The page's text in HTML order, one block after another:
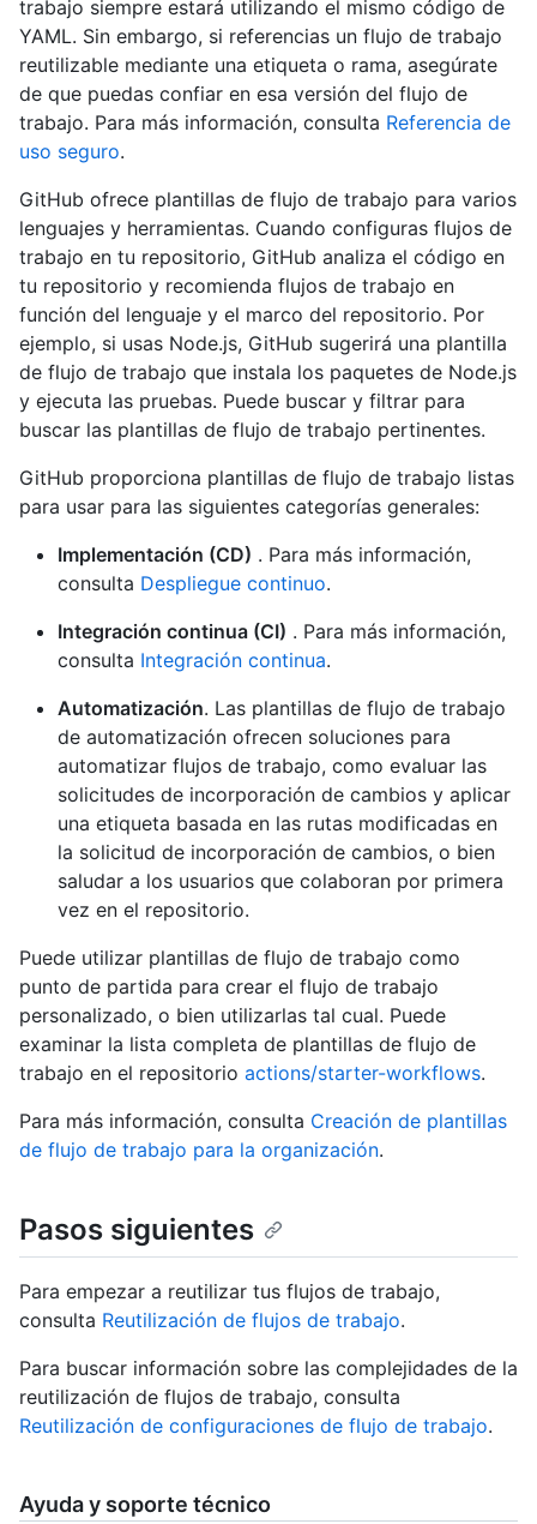
trabajo siempre estará utilizando el mismo código de
YAML. Sin embargo, si referencias un flujo de trabajo
reutilizable mediante una etiqueta o rama, asegúrate
de que puedas confiar en esa versión del flujo de
trabajo. Para más información, consulta Referencia de
uso seguro.
GitHub ofrece plantillas de flujo de trabajo para varios
lenguajes y herramientas. Cuando configuras flujos de
trabajo en tu repositorio, GitHub analiza el código en
tu repositorio y recomienda flujos de trabajo en
función del lenguaje y el marco del repositorio. Por
ejemplo, si usas Node.js, GitHub sugerirá una plantilla
de flujo de trabajo que instala los paquetes de Node.js
y ejecuta las pruebas. Puede buscar y filtrar para
buscar las plantillas de flujo de trabajo pertinentes.
GitHub proporciona plantillas de flujo de trabajo listas
para usar para las siguientes categorías generales:
Implementación (CD) . Para más información,
consulta Despliegue continuo.
Integración continua (CI) . Para más información,
consulta Integración continua.
Automatización. Las plantillas de flujo de trabajo
de automatización ofrecen soluciones para
automatizar flujos de trabajo, como evaluar las
solicitudes de incorporación de cambios y aplicar
una etiqueta basada en las rutas modificadas en
la solicitud de incorporación de cambios, o bien
saludar a los usuarios que colaboran por primera
vez en el repositorio.
Puede utilizar plantillas de flujo de trabajo como
punto de partida para crear el flujo de trabajo
personalizado, o bien utilizarlas tal cual. Puede
examinar la lista completa de plantillas de flujo de
trabajo en el repositorio actions/starter-workflows.
Para más información, consulta Creación de plantillas
de flujo de trabajo para la organización.
Pasos siguientes
Para empezar a reutilizar tus flujos de trabajo,
consulta Reutilización de flujos de trabajo.
Para buscar información sobre las complejidades de la
reutilización de flujos de trabajo, consulta
Reutilización de configuraciones de flujo de trabajo.
Ayuda y soporte técnico